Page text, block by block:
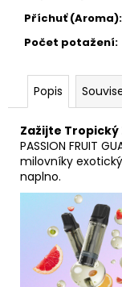
Příchuť (Aroma):
Počet potažení:
Popis
Zažijte Tropický
PASSION FRUIT
milovníky
naplno.